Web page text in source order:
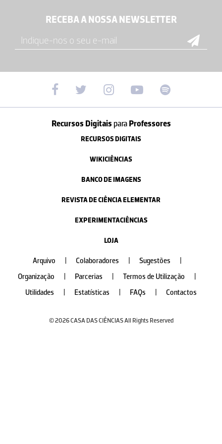
RECEBA A NOSSA NEWSLETTER
Recursos Digitais paraProfessores
RECURSOS DIGITAIS
WIKICIÊNCIAS
BANCO DE IMAGENS
REVISTA DE CIÊNCIA ELEMENTAR
EXPERIMENTACIÊNCIAS
LOJA
Arquivo Colaboradores Sugestões
Organização
Parcerias Termos de Utilização
Utilidades
Estatísticas FAQs Contactos
© 2026 CASA DAS CIÊNCIAS All Rights Reserved